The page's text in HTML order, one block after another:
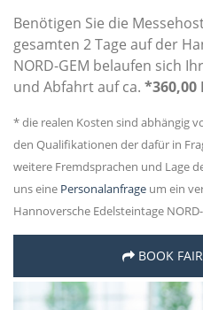
Benötigen Sie die
gesamten 2 Tage auf der
NORD-GEM belaufen sich
und Abfahrt auf ca. *360,00
* die realen Kosten sind abhängig
den Qualifikationen der dafür in
weitere Fremdsprachen und Lage
uns eine Personalanfrage um ein
Hannoversche Edelsteintage
BOOK